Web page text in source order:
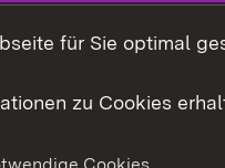
für Sie optimal
zu Cookies